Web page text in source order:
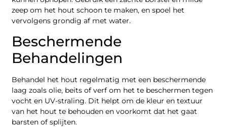
zeep om het hout schoon te maken, en spoel het
vervolgens grondig af met water.
Beschermende
Behandelingen
Behandel het hout regelmatig met een beschermende
laag zoals olie, beits of verf om het te beschermen tegen
vocht en UV-straling. Dit helpt om de kleur en textuur
van het hout te behouden en voorkomt dat het gaat
barsten of splijten.